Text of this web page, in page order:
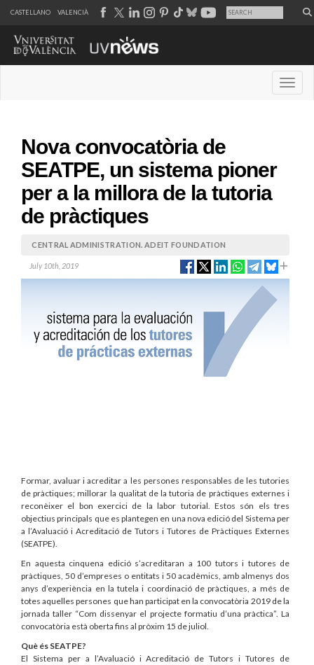
CASTELLANO VALENCIÀ
Nova convocatòria de
SEATPE, un sistema pioner
per a la millora de la tutoria
de pràctiques
CENTRAL ADMINISTRATION. ADEIT FOUNDATION
July 10th, 2019
Formar, avaluar i acreditar a les persones responsables de les tutories
de pràctiques; millorar la qualitat de la tutoria de pràctiques externes i
reconèixer el bon exercici de la labor tutorial. Estos són els tres
objectius principals que es plantegen en una nova edició del Sistema per
a l’Avaluació i Acreditació de Tutors i Tutores de Pràctiques Externes
(SEATPE).
En aquesta cinquena edició s’acreditaran a 100 tutors i tutores de
pràctiques, 50 d’empreses o entitats i 50 acadèmics, amb almenys dos
anys d’experiència en la tutela i coordinació de pràctiques, a més de
totes aquelles persones que han participat en la convocatòria 2019 de la
jornada taller “Com dissenyar el projecte formatiu d’una pràctica”. La
convocatòria està oberta fins al pròxim 15 de juliol.
Què és SEATPE?
El Sistema per a l’Avaluació i Acreditació de Tutors i Tutores de